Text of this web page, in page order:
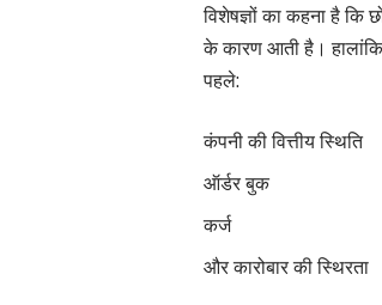
विशेषज्ञों का कहना है
के कारण आती है।
पहले:
कंपनी की वित्तीय स्थिति
ऑर्डर बुक
कर्ज
और कारोबार की स्थिरता